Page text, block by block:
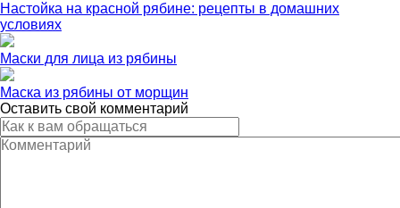
Настойка на красной рябине: рецепты в домашних
условиях
Маски для лица из рябины
Маска из рябины от морщин
Оставить свой комментарий